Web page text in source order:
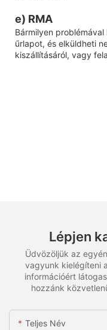
e) RMA
Bármilyen
űrlapot, és elküldheti
kiszállításáról, vagy
Lépjen
Üdvözöljük az
vagyunk kielégíteni
információért
hozzánk
Teljes Név